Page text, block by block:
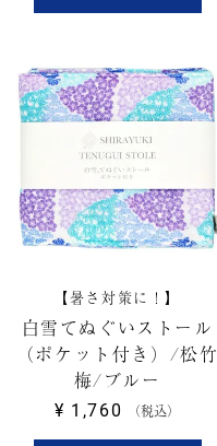
【暑さ対策に！】
白雪てぬぐいストール
（ポケット付き）/松竹
梅/ブルー
¥ 1,760 税込